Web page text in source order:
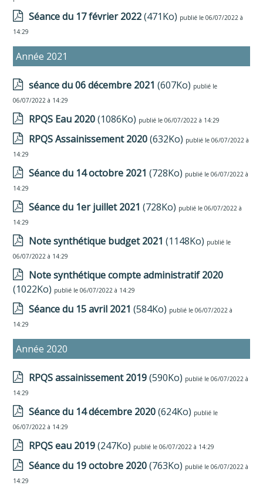
Séance du 17 février 2022(471Ko) publié le 06/07/2022 à
14:29
Année 2021
séance du 06 décembre 2021 (607Ko) publié le
06/07/2022 à 14:29
RPQS Eau 2020(1086Ko) publié le 06/07/2022 à 14:29
RPQS Assainissement 2020(632Ko) publié le 06/07/2022 à
14:29
Séance du 14 octobre 2021 (728Ko) publié le 06/07/2022 à
14:29
Séance du 1er juillet 2021 (728Ko) publié le 06/07/2022 à
14:29
Note synthétique budget 2021 (1148Ko) publié le
06/07/2022 à 14:29
Note synthétique compte administratif 2020
(1022Ko) publié le 06/07/2022 à 14:29
Séance du 15 avril 2021 (584Ko) publié le 06/07/2022 à
14:29
Année 2020
RPQS assainissement 2019(590Ko) publié le 06/07/2022 à
14:29
Séance du 14 décembre 2020(624Ko) publié le
06/07/2022 à 14:29
RPQS eau 2019(247Ko) publié le 06/07/2022 à 14:29
Séance du 19 octobre 2020(763Ko) publié le 06/07/2022 à
14:29